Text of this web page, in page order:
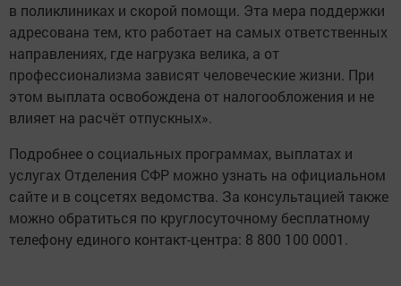
в поликлиниках и скорой помощи. Эта мера поддержки
адресована тем, кто работает на самых ответственных
направлениях, где нагрузка велика, а от
профессионализма зависят человеческие жизни. При
этом выплата освобождена от налогообложения и не
влияет на расчёт отпускных».
Подробнее о социальных программах, выплатах и
услугах Отделения СФР можно узнать на официальном
сайте и в соцсетях ведомства. За консультацией также
можно обратиться по круглосуточному бесплатному
телефону единого контакт-центра: 8 800 100 0001.